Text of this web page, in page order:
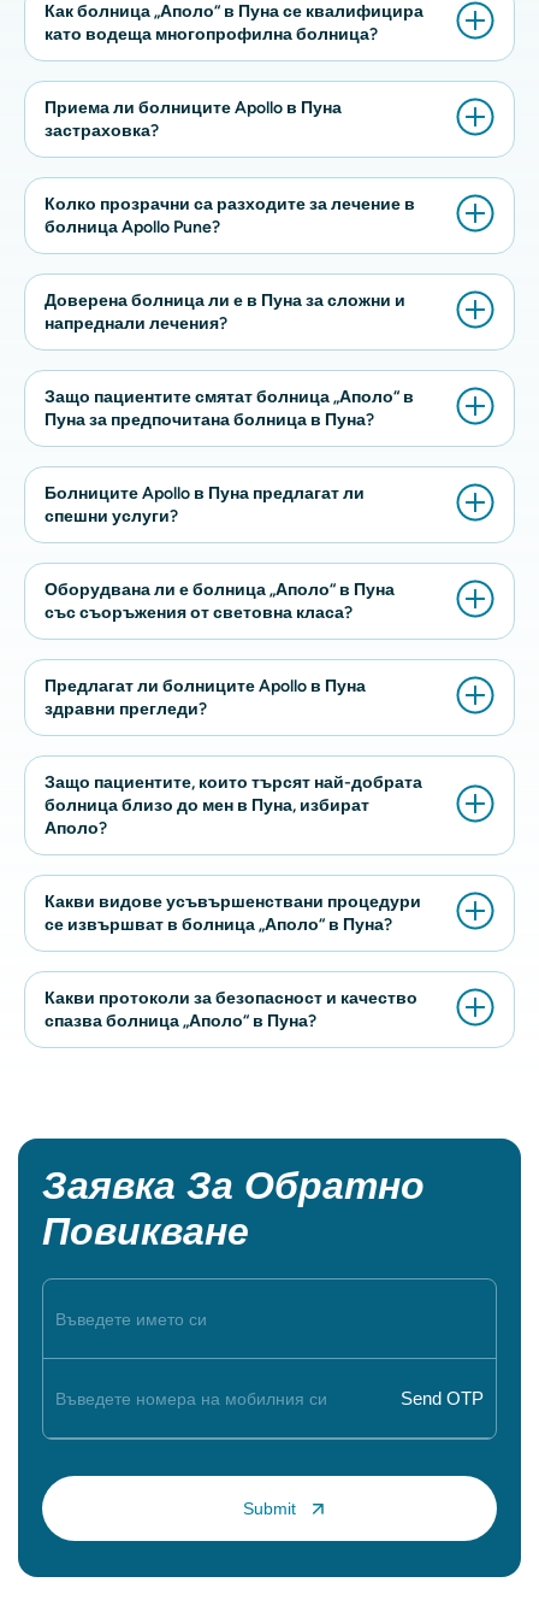
Как болница „Аполо“ в Пуна се квалифицира
като водеща многопрофилна болница?
Приема ли болниците Apollo в Пуна
застраховка?
Колко прозрачни са разходите за лечение в
болница Apollo Pune?
Доверена болница ли е в Пуна за сложни и
напреднали лечения?
Защо пациентите смятат болница „Аполо“ в
Пуна за предпочитана болница в Пуна?
Болниците Apollo в Пуна предлагат ли
спешни услуги?
Оборудвана ли е болница „Аполо“ в Пуна
със съоръжения от световна класа?
Предлагат ли болниците Apollo в Пуна
здравни прегледи?
Защо пациентите, които търсят най-добрата
болница близо до мен в Пуна, избират
Аполо?
Какви видове усъвършенствани процедури
се извършват в болница „Аполо“ в Пуна?
Какви протоколи за безопасност и качество
спазва болница „Аполо“ в Пуна?
Заявка За Обратно
Повикване